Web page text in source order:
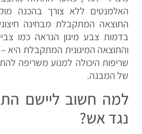
האלמנטים ללא צורך בהכנה
התוצאה המתקבלת מבחינה
בדמות צבע מיגון הנראה כמו
והתוצאה המיגונית המתקבלת היא
שריפות היכולה למנוע משריפה
של המבנה.
למה חשוב ליישם
נגד אש?